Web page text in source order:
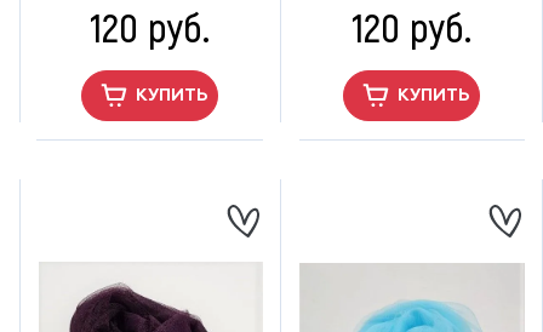
120 руб.
КУПИТЬ
120 руб.
КУПИТЬ